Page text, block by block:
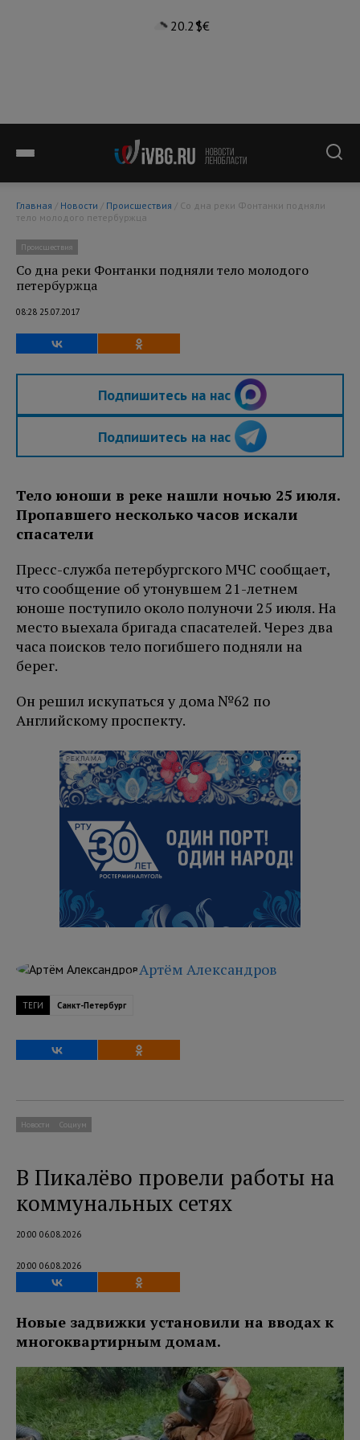
20.2°$€
Главная / Новости / Происшествия
тело молодого петербуржца
Происшествия
Со дна реки Фонтанки подняли тело молодого
петербуржца
08:28 25.07.2017
Подпишитесь на нас
Подпишитесь на нас
Тело юноши в реке нашли ночью 25 июля.
Пропавшего несколько часов искали
спасатели
Пресс-служба петербургского МЧС сообщает,
что сообщение об утонувшем 21-летнем
юноше поступило около полуночи 25 июля. На
место выехала бригада спасателей. Через два
часа поисков тело погибшего подняли на
берег.
Он решил искупаться у дома №62 по
Английскому проспекту.
РЕКЛАМА
Артём Александров
ТЕГИ Санкт-Петербург
Новости Социум
В Пикалёво провели работы на
коммунальных сетях
20:00 06.08.2026
20:00 06.08.2026
Новые задвижки установили на вводах к
многоквартирным домам.